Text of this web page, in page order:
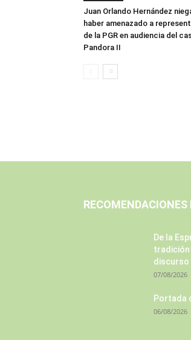
Juan Orlando Hernández
haber amenazado a
de la PGR en audiencia del
Pandora II
RECOMENDACIONES
De la
tradición
discurso
07/08/2026
Portada
06/08/2026